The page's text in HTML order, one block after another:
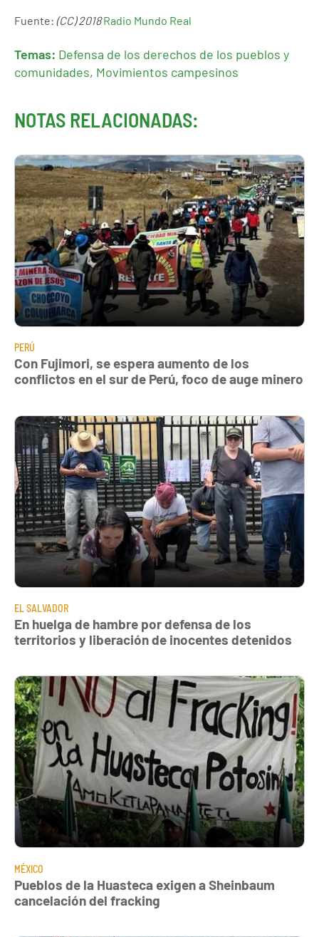
Fuente: (CC) 2018 Radio Mundo Real
Temas: Defensa de los derechos de los pueblos y
comunidades, Movimientos campesinos
NOTAS RELACIONADAS:
PERÚ
Con Fujimori, se espera aumento de los
conflictos en el sur de Perú, foco de auge minero
EL SALVADOR
En huelga de hambre por defensa de los
territorios y liberación de inocentes detenidos
MÉXICO
Pueblos de la Huasteca exigen a Sheinbaum
cancelación del fracking